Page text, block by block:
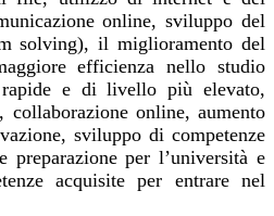
online, sviluppo del
solving), il miglioramento del
efficienza nello studio
e di livello più elevato,
collaborazione online, aumento
sviluppo di competenze
preparazione per l’università e
acquisite per entrare nel